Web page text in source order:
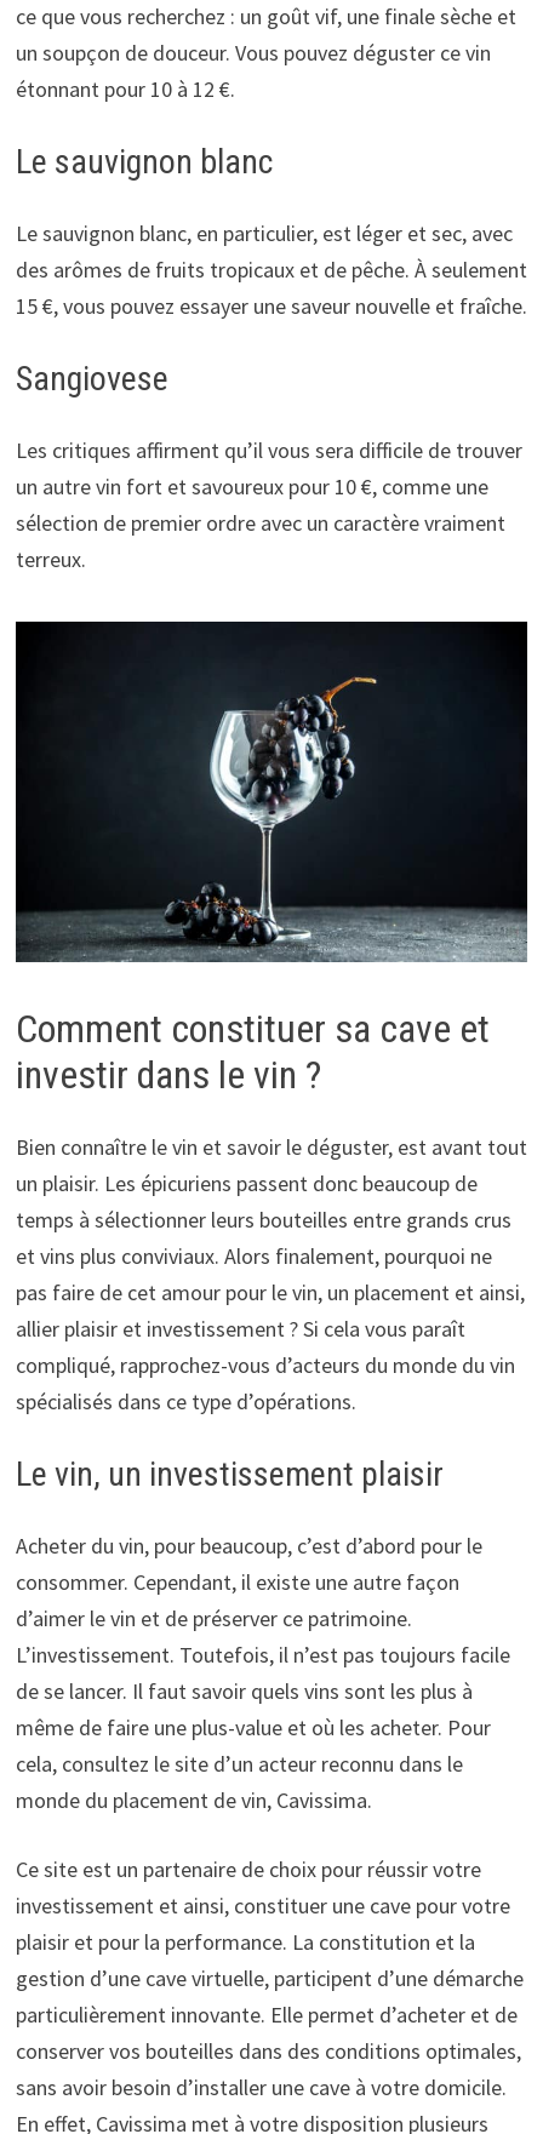
ce que vous recherchez : un goût vif, une finale sèche et
un soupçon de douceur. Vous pouvez déguster ce vin
étonnant pour 10 à 12 €.
Le sauvignon blanc
Le sauvignon blanc, en particulier, est léger et sec, avec
des arômes de fruits tropicaux et de pêche. À seulement
15 €, vous pouvez essayer une saveur nouvelle et fraîche.
Sangiovese
Les critiques affirment qu’il vous sera difficile de trouver
un autre vin fort et savoureux pour 10 €, comme une
sélection de premier ordre avec un caractère vraiment
terreux.
Comment constituer sa cave et
investir dans le vin ?
Bien connaître le vin et savoir le déguster, est avant tout
un plaisir. Les épicuriens passent donc beaucoup de
temps à sélectionner leurs bouteilles entre grands crus
et vins plus conviviaux. Alors finalement, pourquoi ne
pas faire de cet amour pour le vin, un placement et ainsi,
allier plaisir et investissement ? Si cela vous paraît
compliqué, rapprochez-vous d’acteurs du monde du vin
spécialisés dans ce type d’opérations.
Le vin, un investissement plaisir
Acheter du vin, pour beaucoup, c’est d’abord pour le
consommer. Cependant, il existe une autre façon
d’aimer le vin et de préserver ce patrimoine.
L’investissement. Toutefois, il n’est pas toujours facile
de se lancer. Il faut savoir quels vins sont les plus à
même de faire une plus-value et où les acheter. Pour
cela, consultez le site d’un acteur reconnu dans le
monde du placement de vin, Cavissima.
Ce site est un partenaire de choix pour réussir votre
investissement et ainsi, constituer une cave pour votre
plaisir et pour la performance. La constitution et la
gestion d’une cave virtuelle, participent d’une démarche
particulièrement innovante. Elle permet d’acheter et de
conserver vos bouteilles dans des conditions optimales,
sans avoir besoin d’installer une cave à votre domicile.
En effet, Cavissima met à votre disposition plusieurs